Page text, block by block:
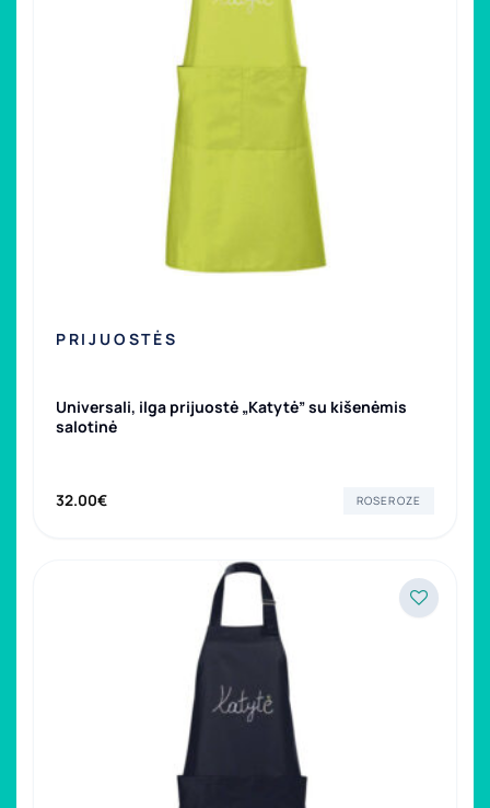
PRIJUOSTĖS
Universali, ilga prijuostė „Katytė” su kišenėmis
salotinė
32.00€ ROSEROZE